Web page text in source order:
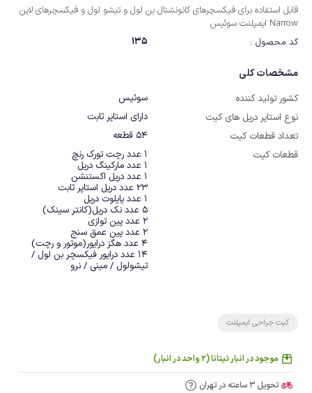
قابل استفاده برای فیکسچرهای کانونشنال بن لول و تیشو لول و فیکسچرهای لاین
Narrow ایمپلنت سوئیس
کد محصول :
135
مشخصات کلی
کشور تولید کننده
سوئیس
نوع استاپر دریل های کیت
دارای استاپر ثابت
تعداد قطعات کیت
54 قطعه
قطعات کیت
تیشولول / مینی / نرو
کیت جراحی ایمپلنت
موجود در انبار تیتانا (2 واحد در انبار)
تحویل 3 ساعته در تهران